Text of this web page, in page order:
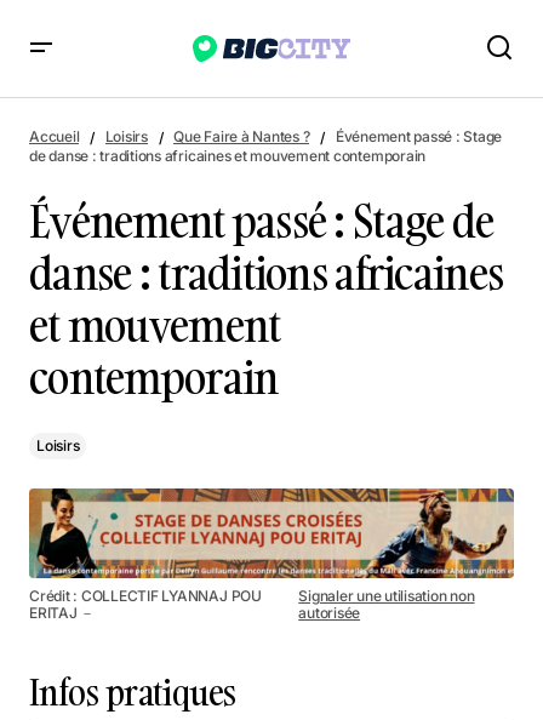
mouvement contemporain
Accueil Loisirs Que Faire à Nantes ?
Événement passé : Stage
de danse : traditions africaines et mouvement contemporain
Événement passé : Stage de
danse : traditions africaines
et mouvement
contemporain
Loisirs
Crédit : COLLECTIF LYANNAJ POU
ERITAJ －
Signaler une utilisation non
autorisée
Infos pratiques